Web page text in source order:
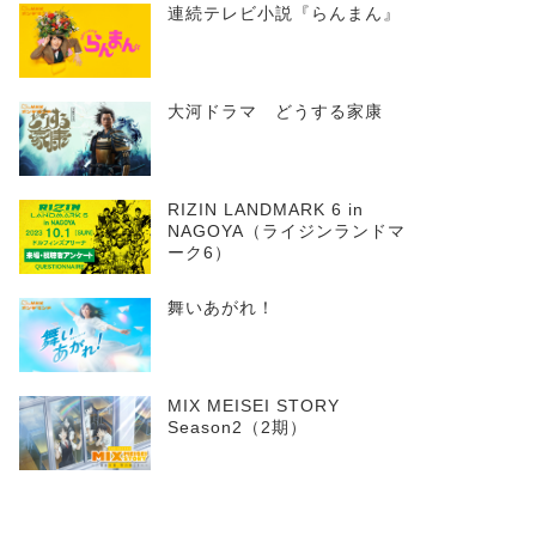
連続テレビ小説『らんまん』
大河ドラマ どうする家康
RIZIN LANDMARK 6 in
NAGOYA（ライジンランドマ
ーク6）
舞いあがれ！
MIX MEISEI STORY
Season2（2期）